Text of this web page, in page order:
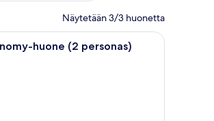
Näytetään 3/3 huonetta
joka näkyy avoimen oven läpi.
Kylpyhuone, jossa on kylpyamme, pesuallas,
huone (2 personas)